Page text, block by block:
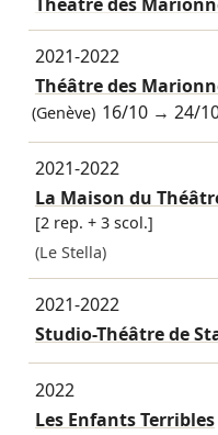
2021-2022
Théâtre des
(Genève) 16/10 →24/
2021-2022
La Maison du
[2 rep. + 3 scol.]
(Le Stella)
2021-2022
Studio-Théâtre de
2022
Les Enfants Terribles